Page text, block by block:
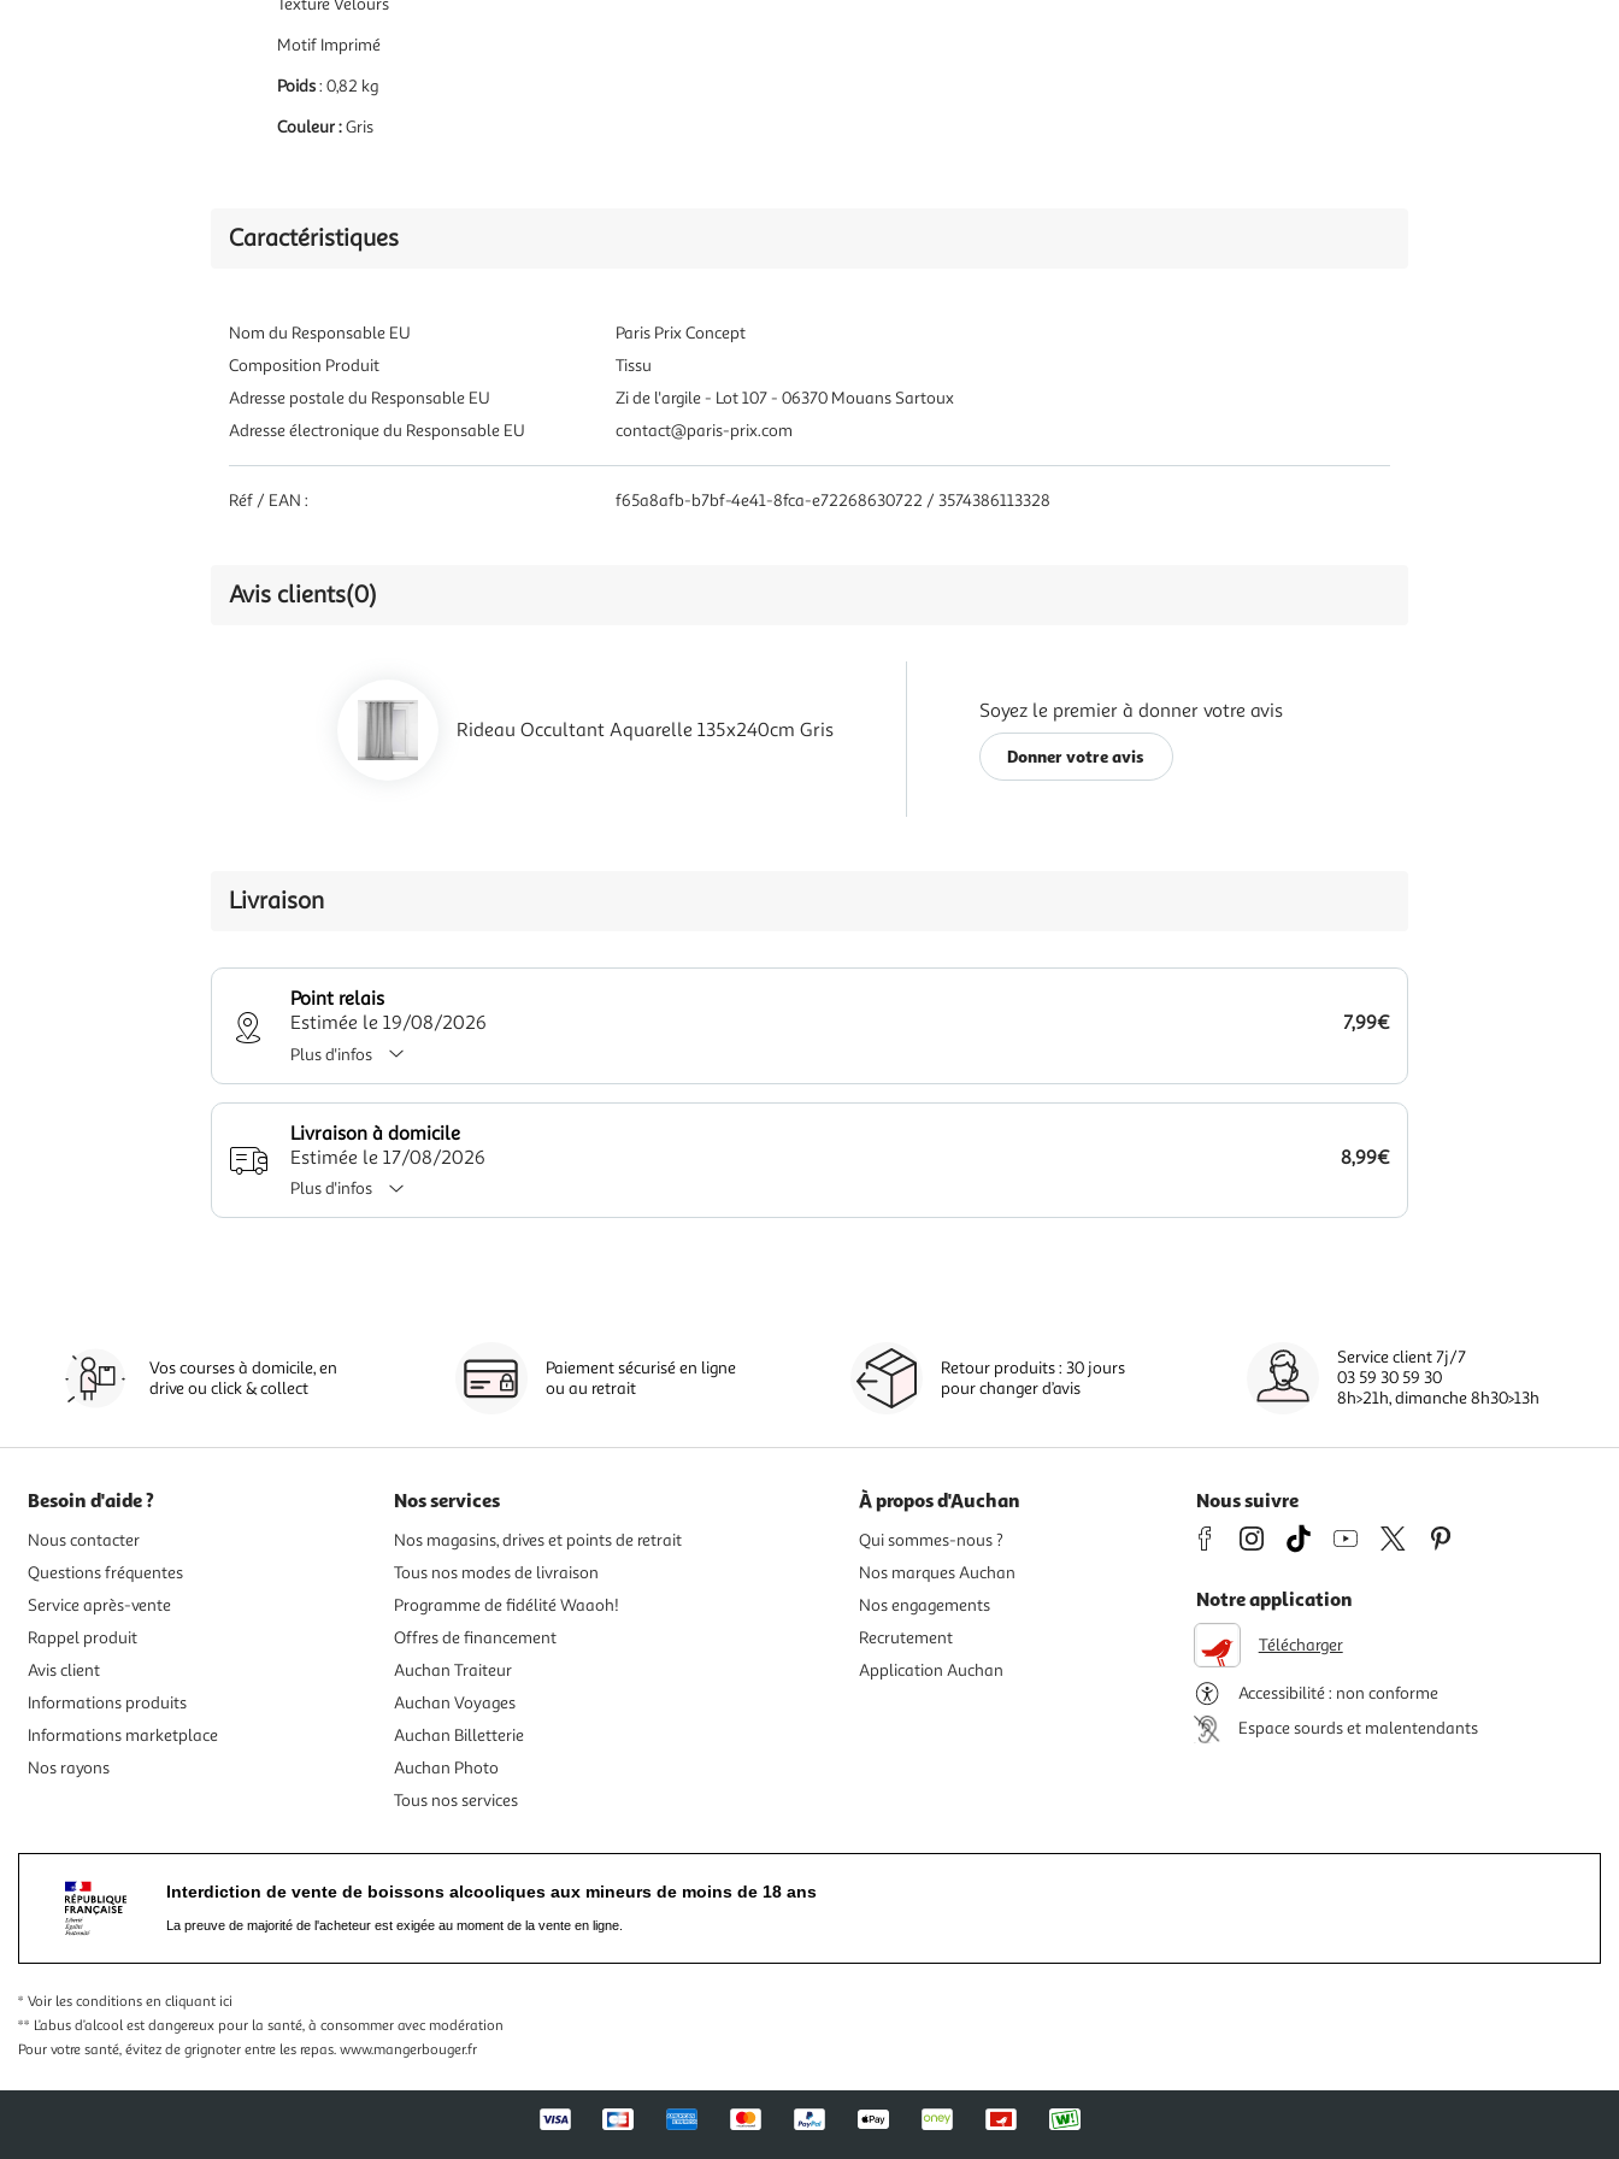
Texture Velours
Motif Imprimé
Poids: 0,82 kg
Couleur :Gris
Caractéristiques
Nom du Responsable EU
Paris Prix Concept
Composition Produit
Tissu
Adresse postale du Responsable EU
Zi de l'argile - Lot 107 - 06370 Mouans Sartoux
Adresse électronique du Responsable EU
contact@paris-prix.com
Réf / EAN : f65a8afb-b7bf-4e41-8fca-e72268630722 / 3574386113328
Avis clients(0)
Rideau Occultant Aquarelle 135x240cm Gris
Soyez le premier à donner votre avis
Donner votre avis
Livraison
Point relais
Estimée le 19/08/2026
7,99€
Plus d'infos
Livraison à domicile
Estimée le 17/08/2026
8,99€
Plus d'infos
Vos courses à domicile, en
drive ou click & collect
Paiement sécurisé en ligne
ou au retrait
Retour produits : 30 jours
pour changer d’avis
Service client 7j/7
03 59 30 59 30
8h>21h, dimanche 8h30>13h
Besoin d'aide ?
Nous contacter
Questions fréquentes
Service après-vente
Rappel produit
Avis client
Informations produits
Informations marketplace
Nos rayons
Nos services
Nos magasins, drives et points de retrait
Tous nos modes de livraison
Programme de fidélité Waaoh!
Offres de financement
Auchan Traiteur
Auchan Voyages
Auchan Billetterie
Auchan Photo
Tous nos services
À propos d'Auchan
Qui sommes-nous ?
Nos marques Auchan
Nos engagements
Recrutement
Application Auchan
Nous suivre
Notre application
Télécharger
Accessibilité : non conforme
Espace sourds et malentendants
Interdiction de vente de boissons alcooliques aux mineurs de moins de 18 ans
La preuve de majorité de l'acheteur est exigée au moment de la vente en ligne.
* Voir les conditions en cliquant ici
** L’abus d’alcool est dangereux pour la santé, à consommer avec modération
Pour votre santé, évitez de grignoter entre les repas. www.mangerbouger.fr